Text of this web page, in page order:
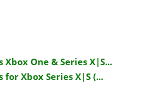
One & Series X|S...
Xbox Series X|S (...